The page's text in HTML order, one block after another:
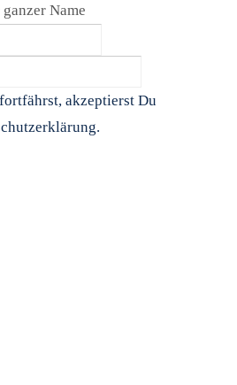
Name
akzeptierst Du